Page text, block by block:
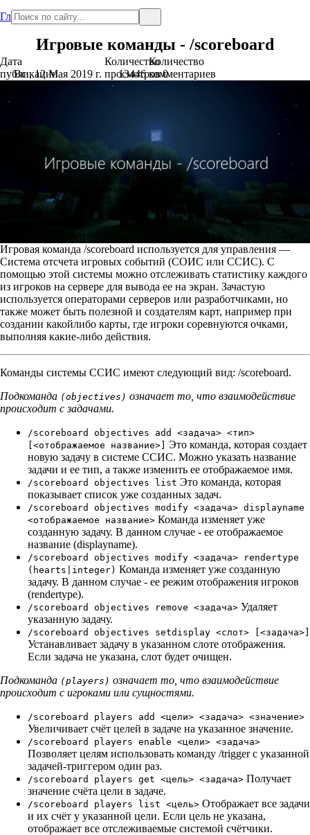
Главная
Игровые команды - /scoreboard
Дата
публикации
Вс., 12 Мая 2019 г.
Количество
просмотров
13446
Количество
комментариев
0
Игровая команда /scoreboard используется для управления —
Система отсчета игровых событий (СОИС или ССИС). С
помощью этой системы можно отслеживать статистику каждого
из игроков на сервере для вывода ее на экран. Зачастую
используется операторами серверов или разработчиками, но
также может быть полезной и создателям карт, например при
создании какойлибо карты, где игроки соревнуются очками,
выполняя какие-либо действия.
Команды системы ССИС имеют следующий вид: /scoreboard.
Подкоманда (objectives) означает то, что взаимодействие
происходит с задачами.
/scoreboard objectives add <задача> <тип>
[<отображаемое название>] Это команда, которая создает
новую задачу в системе ССИС. Можно указать название
задачи и ее тип, а также изменить ее отображаемое имя.
/scoreboard objectives list Это команда, которая
показывает список уже созданных задач.
/scoreboard objectives modify <задача> displayname
<отображаемое название> Команда изменяет уже
созданную задачу. В данном случае - ее отображаемое
название (displayname).
/scoreboard objectives modify <задача> rendertype
(hearts|integer) Команда изменяет уже созданную
задачу. В данном случае - ее режим отображения игроков
(rendertype).
/scoreboard objectives remove <задача> Удаляет
указанную задачу.
/scoreboard objectives setdisplay <слот> [<задача>]
Устанавливает задачу в указанном слоте отображения.
Если задача не указана, слот будет очищен.
Подкоманда (players) означает то, что взаимодействие
происходит с игроками или сущностями.
/scoreboard players add <цели> <задача> <значение>
Увеличивает счёт целей в задаче на указанное значение.
/scoreboard players enable <цели> <задача>
Позволяет целям использовать команду /trigger с указанной
задачей-триггером один раз.
/scoreboard players get <цель> <задача> Получает
значение счёта цели в задаче.
/scoreboard players list <цель> Отображает все задачи
и их счёт у указанной цели. Если цель не указана,
отображает все отслеживаемые системой счётчики.